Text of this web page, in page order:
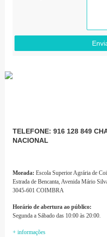
TELEFONE: 916 128 849
NACIONAL
Morada: Escola Superior Agrária de
Estrada de Bencanta, Avenida Mário
3045-601 COIMBRA
Horário de abertura ao público:
Segunda a Sábado das 10:00 às 20:00.
+ informações